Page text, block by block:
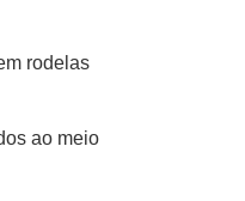
rodelas
ao meio